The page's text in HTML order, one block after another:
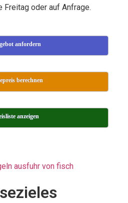
oder auf Anfrage.
anfordern
berechnen
anzeigen